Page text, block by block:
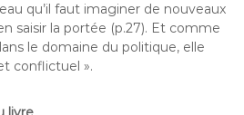
qu’il faut imaginer de nouveaux
saisir la portée (p.27). Et comme
le domaine du politique, elle
conflictuel ».